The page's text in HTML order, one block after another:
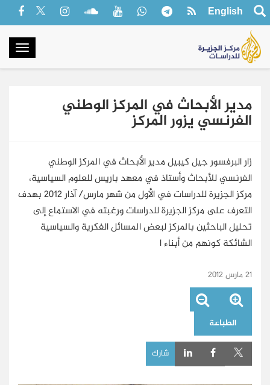
English
مدير الأبحاث في المركز الوطني
الفرنسي يزور المركز
زار البرفسور جيل كيبيل مدير الأبحاث في المركز الوطني
الفرنسي للأبحاث وأستاذ في معهد باريس للعلوم السياسية،
مركز الجزيرة للدراسات في الأول من شهر مارس/ آذار 2012 بهدف
التعرف على مركز الجزيرة للدراسات ورغبته في الاستماع إلى
تحليل الباحثين بالمركز لبعض المسائل الفكرية والسياسية
الشائكة كونهم من أبناء ا
21 مارس 2012
الطباعة
شارك